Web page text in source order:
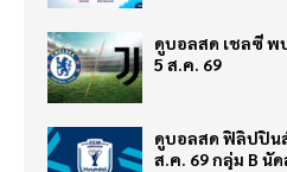
ดูบอลสด เชลซี พ
5 ส.ค. 69
ดูบอลสด ฟิลิปปิน
ส.ค. 69 กลุ่ม B นั